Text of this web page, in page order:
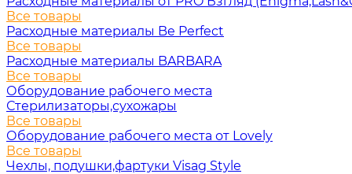
Все товары
Расходные материалы Be Perfect
Все товары
Расходные материалы BARBARA
Все товары
Оборудование рабочего места
Стерилизаторы,сухожары
Все товары
Оборудование рабочего места от Lovely
Все товары
Чехлы, подушки,фартуки Visag Style